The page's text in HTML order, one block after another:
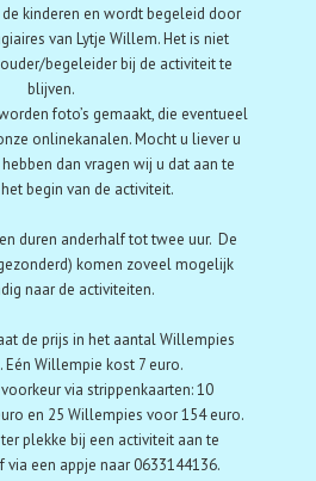
kinderen en wordt begeleid door
van Lytje Willem. Het is niet
begeleider bij de activiteit te
blijven.
foto’s gemaakt, die eventueel
onlinekanalen. Mocht u liever u
dan vragen wij u dat aan te
begin van de activiteit.
duren anderhalf tot twee uur. De
komen zoveel mogelijk
naar de activiteiten.
de prijs in het aantal Willempies
Eén Willempie kost 7 euro.
via strippenkaarten:10
en 25 Willempies voor 154 euro.
plekke bij een activiteit aan te
via een appje naar 0633144136.